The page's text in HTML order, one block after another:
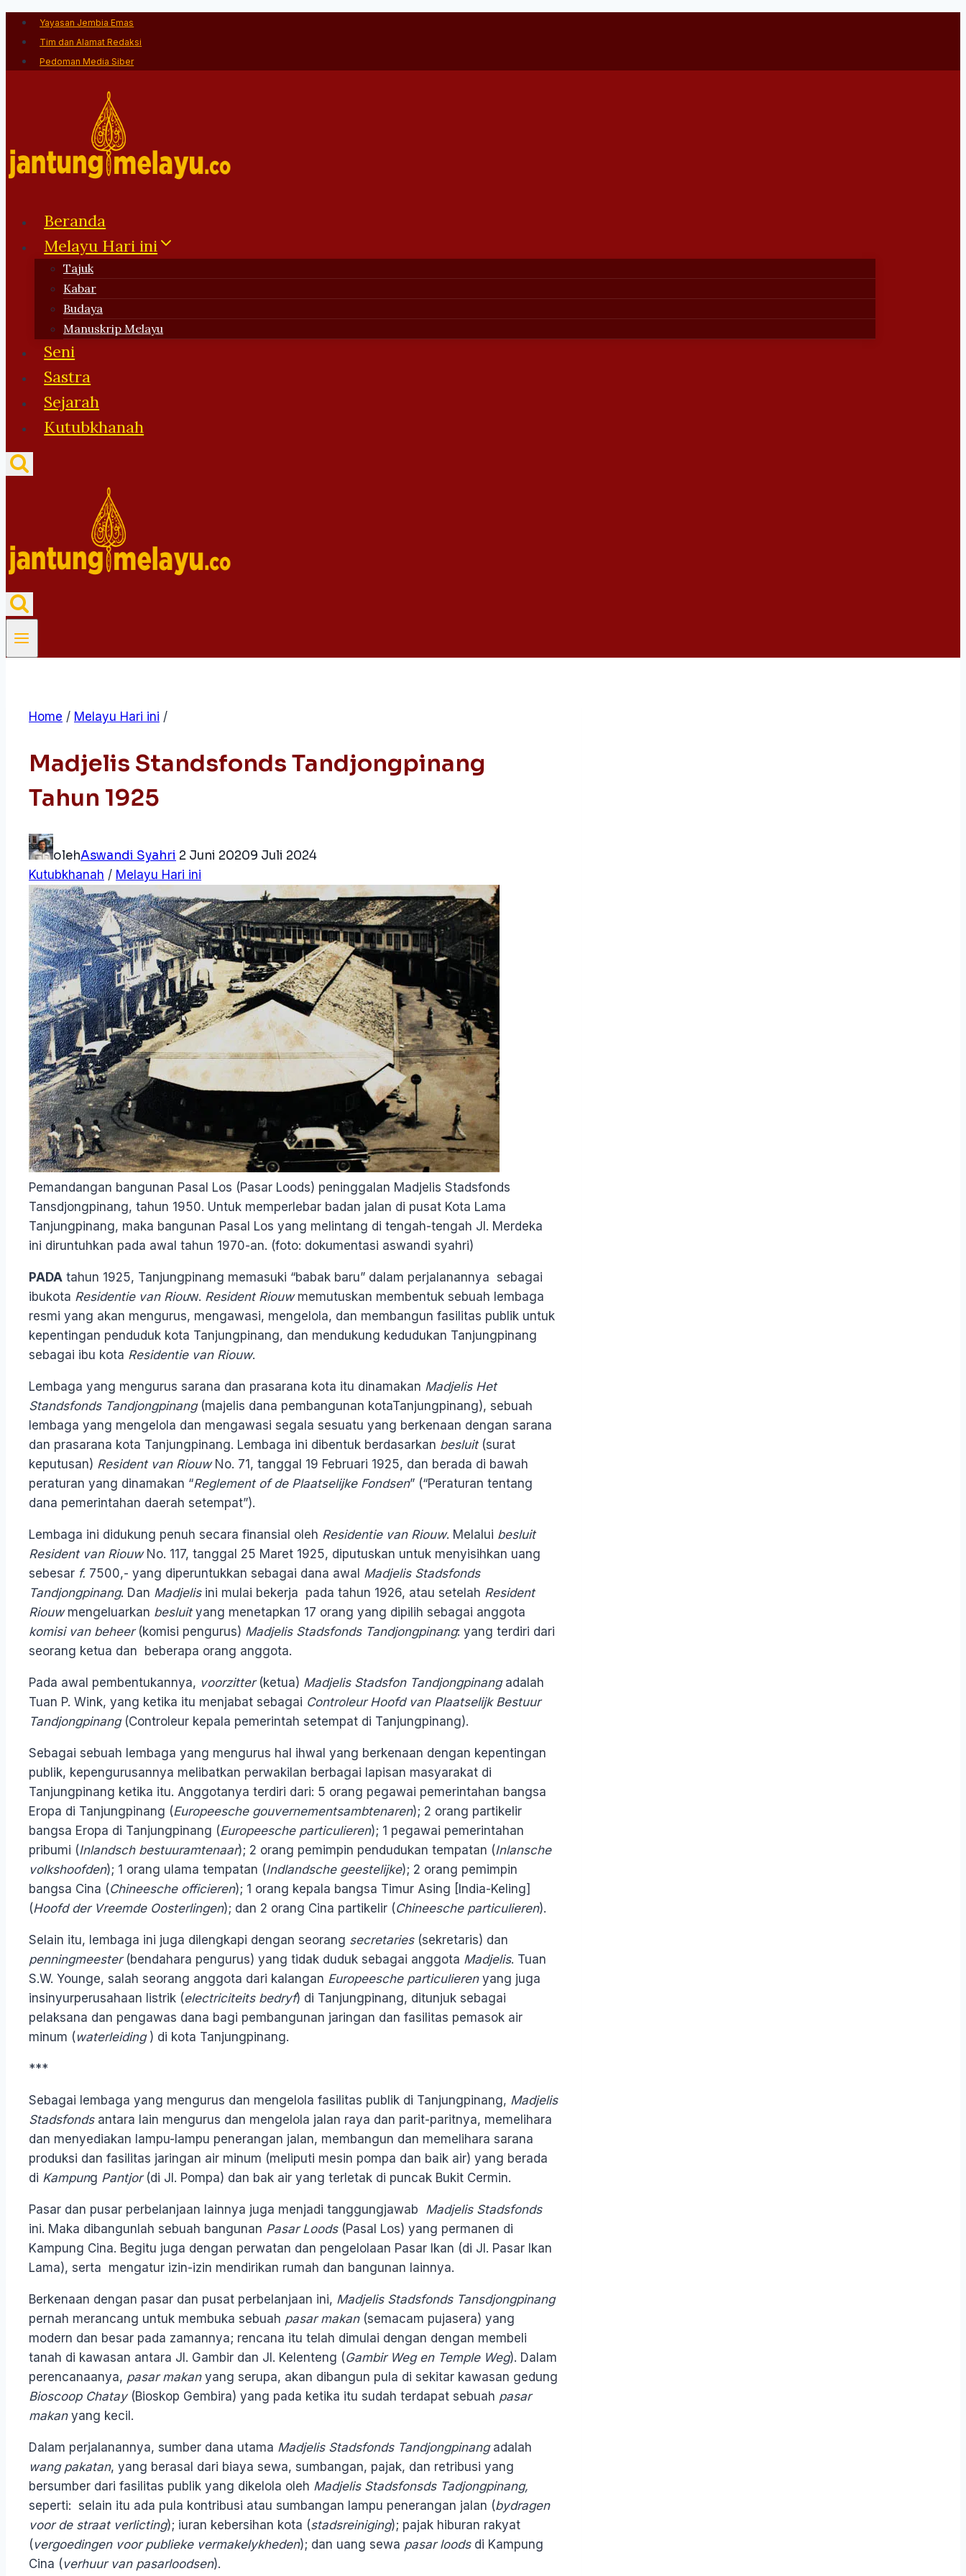
Skip
content
Yayasan Jembia Emas
Tim dan Alamat Redaksi
Pedoman Media Siber
Beranda
Melayu Hari ini
Tajuk
Kabar
Budaya
Manuskrip Melayu
Seni
Sastra
Sejarah
Kutubkhanah
Home / Melayu Hari ini /
Madjelis Standsfonds Tandjongpinang
Tahun 1925
olehAswandi Syahri 2 Juni 20209 Juli 2024
Kutubkhanah / Melayu Hari ini
Pemandangan bangunan Pasal Los (Pasar Loods) peninggalan Madjelis Stadsfonds
Tansdjongpinang, tahun 1950. Untuk memperlebar badan jalan di pusat Kota Lama
Tanjungpinang, maka bangunan Pasal Los yang melintang di tengah-tengah Jl. Merdeka
ini diruntuhkan pada awal tahun 1970-an. (foto: dokumentasi aswandi syahri)
PADA tahun 1925, Tanjungpinang memasuki “babak baru” dalam perjalanannya sebagai
ibukota Residentie van Riouw. Resident Riouw memutuskan membentuk sebuah lembaga
resmi yang akan mengurus, mengawasi, mengelola, dan membangun fasilitas publik untuk
kepentingan penduduk kota Tanjungpinang, dan mendukung kedudukan Tanjungpinang
sebagai ibu kota Residentie van Riouw.
Lembaga yang mengurus sarana dan prasarana kota itu dinamakan Madjelis Het
Standsfonds Tandjongpinang(majelis dana pembangunan kotaTanjungpinang), sebuah
lembaga yang mengelola dan mengawasi segala sesuatu yang berkenaan dengan sarana
dan prasarana kota Tanjungpinang. Lembaga ini dibentuk berdasarkan besluit(surat
keputusan) Resident van RiouwNo. 71, tanggal 19 Februari 1925, dan berada di bawah
peraturan yang dinamakan “Reglement of de Plaatselijke Fondsen” (“Peraturan tentang
dana pemerintahan daerah setempat”).
Lembaga ini didukung penuh secara finansial oleh Residentie van Riouw. Melalui besluit
Resident van RiouwNo. 117, tanggal 25 Maret 1925, diputuskan untuk menyisihkan uang
sebesar f. 7500,- yang diperuntukkan sebagai dana awal Madjelis Stadsfonds
Tandjongpinang. Dan Madjelis ini mulai bekerja pada tahun 1926, atau setelah Resident
Riouwmengeluarkan besluityang menetapkan 17 orang yang dipilih sebagai anggota
komisi van beheer(komisi pengurus) Madjelis Stadsfonds Tandjongpinang: yang terdiri dari
seorang ketua dan beberapa orang anggota.
Pada awal pembentukannya, voorzitter (ketua) Madjelis Stadsfon Tandjongpinang adalah
Tuan P. Wink, yang ketika itu menjabat sebagai Controleur Hoofd van Plaatselijk Bestuur
Tandjongpinang(Controleur kepala pemerintah setempat di Tanjungpinang).
Sebagai sebuah lembaga yang mengurus hal ihwal yang berkenaan dengan kepentingan
publik, kepengurusannya melibatkan perwakilan berbagai lapisan masyarakat di
Tanjungpinang ketika itu. Anggotanya terdiri dari: 5 orang pegawai pemerintahan bangsa
Eropa di Tanjungpinang (Europeesche gouvernementsambtenaren); 2 orang partikelir
bangsa Eropa di Tanjungpinang (Europeesche particulieren); 1 pegawai pemerintahan
pribumi (Inlandsch bestuuramtenaar); 2 orang pemimpin pendudukan tempatan (Inlansche
volkshoofden); 1 orang ulama tempatan (Indlandsche geestelijke); 2 orang pemimpin
bangsa Cina (Chineesche officieren); 1 orang kepala bangsa Timur Asing [India-Keling]
(Hoofd der Vreemde Oosterlingen); dan 2 orang Cina partikelir (Chineesche particulieren).
Selain itu, lembaga ini juga dilengkapi dengan seorang secretaries(sekretaris) dan
penningmeester(bendahara pengurus) yang tidak duduk sebagai anggota Madjelis. Tuan
S.W. Younge, salah seorang anggota dari kalangan Europeesche particulieren yang juga
insinyurperusahaan listrik (electriciteits bedryf) di Tanjungpinang, ditunjuk sebagai
pelaksana dan pengawas dana bagi pembangunan jaringan dan fasilitas pemasok air
minum ( waterleiding) di kota Tanjungpinang.
***
Sebagai lembaga yang mengurus dan mengelola fasilitas publik di Tanjungpinang, Madjelis
Stadsfondsantara lain mengurus dan mengelola jalan raya dan parit-paritnya, memelihara
dan menyediakan lampu-lampu penerangan jalan, membangun dan memelihara sarana
produksi dan fasilitas jaringan air minum (meliputi mesin pompa dan baik air) yang berada
di Kampung Pantjor(di Jl. Pompa) dan bak air yang terletak di puncak Bukit Cermin.
Pasar dan pusar perbelanjaan lainnya juga menjadi tanggungjawab Madjelis Stadsfonds
ini. Maka dibangunlah sebuah bangunan Pasar Loods(Pasal Los) yang permanen di
Kampung Cina. Begitu juga dengan perwatan dan pengelolaan Pasar Ikan (di Jl. Pasar Ikan
Lama), serta mengatur izin-izin mendirikan rumah dan bangunan lainnya.
Berkenaan dengan pasar dan pusat perbelanjaan ini, Madjelis Stadsfonds Tansdjongpinang
pernah merancang untuk membuka sebuah pasar makan(semacam pujasera) yang
modern dan besar pada zamannya; rencana itu telah dimulai dengan dengan membeli
tanah di kawasan antara Jl. Gambir dan Jl. Kelenteng (Gambir Weg en Temple Weg). Dalam
perencanaanya, pasar makanyang serupa, akan dibangun pula di sekitar kawasan gedung
Bioscoop Chatay(Bioskop Gembira) yang pada ketika itu sudah terdapat sebuah pasar
makan yang kecil.
Dalam perjalanannya, sumber dana utama Madjelis Stadsfonds Tandjongpinangadalah
wang pakatan, yang berasal dari biaya sewa, sumbangan, pajak, dan retribusi yang
bersumber dari fasilitas publik yang dikelola oleh Madjelis Stadsfonsds Tadjongpinang,
seperti: selain itu ada pula kontribusi atau sumbangan lampu penerangan jalan (bydragen
voor de straat verlicting); iuran kebersihan kota (stadsreiniging); pajak hiburan rakyat
(vergoedingen voor publieke vermakelykheden); dan uang sewa pasar loods di Kampung
Cina (verhuur van pasarloodsen).